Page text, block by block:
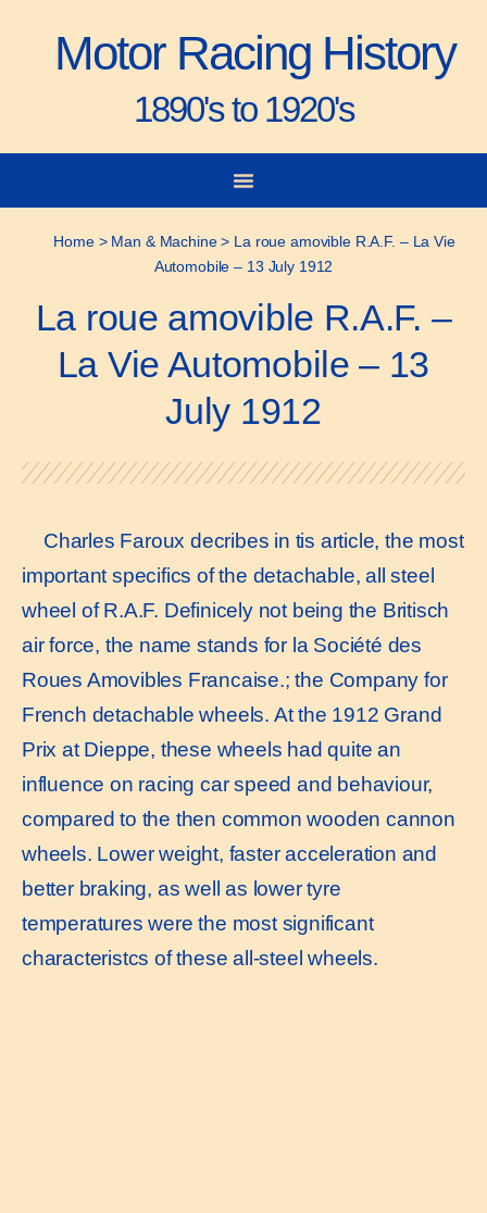
Motor Racing History
1890's to 1920's
Home> Man & Machine> La roue amovible R.A.F. – La Vie
Automobile – 13 July 1912
La roue amovible R.A.F. –
La Vie Automobile – 13
July 1912
Charles Faroux decribes in tis article, the most
important specifics of the detachable, all steel
wheel of R.A.F. Definicely not being the Britisch
air force, the name stands for la Société des
Roues Amovibles Francaise.; the Company for
French detachable wheels. At the 1912 Grand
Prix at Dieppe, these wheels had quite an
influence on racing car speed and behaviour,
compared to the then common wooden cannon
wheels. Lower weight, faster acceleration and
better braking, as well as lower tyre
temperatures were the most significant
characteristcs of these all-steel wheels.